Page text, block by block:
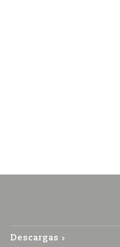
Descargas